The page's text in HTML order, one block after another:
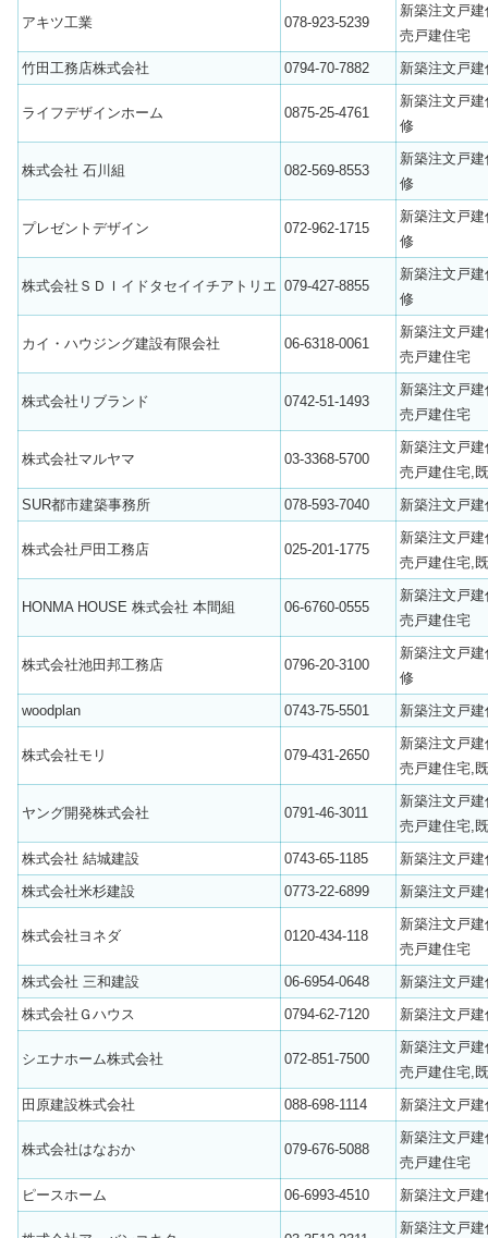
アキツ工業 078-923-5239
新築注文戸
売戸建住宅
竹田工務店株式会社
0794-70-7882 新築注文戸建
ライフデザインホーム 0875-25-4761
新築注文戸
修
株式会社 石川組 082-569-8553
新築注文戸
修
プレゼントデザイン 072-962-1715
新築注文戸
修
株式会社ＳＤＩイドタセイイチアトリエ 079-427-8855
新築注文戸
修
カイ・ハウジング建設有限会社 06-6318-0061
新築注文戸
売戸建住宅
株式会社リブランド 0742-51-1493
新築注文戸
売戸建住宅
株式会社マルヤマ 03-3368-5700
新築注文戸
売戸建住宅,
SUR都市建築事務所
078-593-7040 新築注文戸建
株式会社戸田工務店 025-201-1775
新築注文戸
売戸建住宅,
HONMA HOUSE 株式会社 本間組 06-6760-0555
新築注文戸
売戸建住宅
株式会社池田邦工務店 0796-20-3100
新築注文戸
修
woodplan
0743-75-5501 新築注文戸建
株式会社モリ 079-431-2650
新築注文戸
売戸建住宅,
ヤング開発株式会社 0791-46-3011
新築注文戸
売戸建住宅,
株式会社 結城建設
0743-65-1185
新築注文戸建
株式会社米杉建設
0773-22-6899 新築注文戸建
株式会社ヨネダ 0120-434-118
新築注文戸
売戸建住宅
株式会社 三和建設
06-6954-0648
新築注文戸建
株式会社Ｇハウス
0794-62-7120 新築注文戸建
シエナホーム株式会社 072-851-7500
新築注文戸
売戸建住宅,
田原建設株式会社
088-698-1114 新築注文戸建
株式会社はなおか 079-676-5088
新築注文戸
売戸建住宅
ピースホーム
06-6993-4510 新築注文戸建
新築注文戸